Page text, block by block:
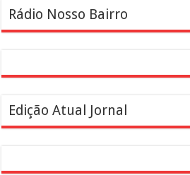
Rádio Nosso Bairro
Edição Atual Jornal